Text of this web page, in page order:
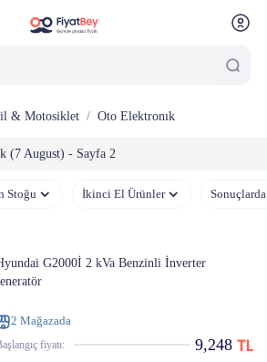
& Motosiklet Oto Elektronık
(7 August) - Sayfa 2
Stoğu İkinci El Ürünler
G2000İ 2 kVa Benzinli İnverter
2 Mağazada
​​fiyatı: 9,248